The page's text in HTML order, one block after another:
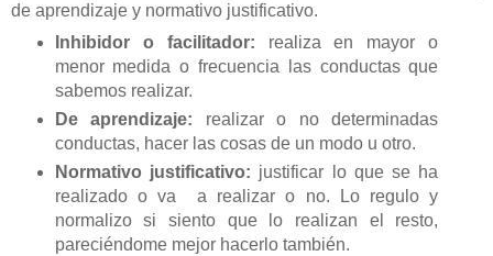
de aprendizaje y normativo justificativo.
Inhibidor o facilitador: realiza en mayor o
menor medida o frecuencia las conductas que
sabemos realizar.
De aprendizaje: realizar o no determinadas
conductas, hacer las cosas de un modo u otro.
Normativo justificativo: justificar lo que se ha
realizado o va
a realizar o no. Lo regulo y
normalizo si siento que lo realizan el resto,
pareciéndome mejor hacerlo también.